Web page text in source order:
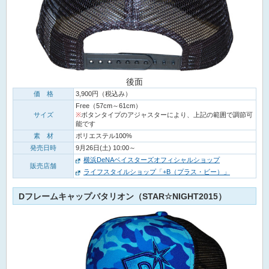
後面
価 格 3,900円（税込み）
サイズ
Free（57cm～61cm）
※ボタンタイプのアジャスターにより、上記の範囲で調節可
能です
素 材
ポリエステル100%
発売日時
9月26日(土) 10:00～
販売店舗
横浜DeNAベイスターズオフィシャルショップ
ライフスタイルショップ「+B（プラス・ビー）」
Dフレームキャップバタリオン（STAR☆NIGHT2015）